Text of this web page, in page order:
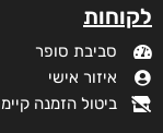
לקוחות
סביבת סופר
איזור אישי
ביטול הזמנה